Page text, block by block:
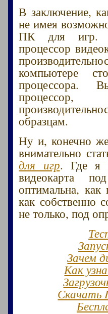
В заключение,
не имея
ПК для игр.
процессор
компьютере
процессора.
процессор,
образцам.
Ну и, конечно
внимательно
для игр. Где я
видеокарта
оптимальна, как
как собственно
не только, под
Зачем
Как
Скачать